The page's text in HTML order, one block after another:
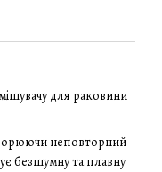
для раковини
неповторний
безшумну та плавну